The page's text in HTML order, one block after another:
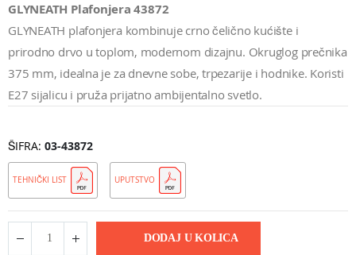
GLYNEATH Plafonjera 43872
GLYNEATH plafonjera kombinuje crno čelično kućište i
prirodno drvo u toplom, modernom dizajnu. Okruglog prečnika
375 mm, idealna je za dnevne sobe, trpezarije i hodnike. Koristi
E27 sijalicu i pruža prijatno ambijentalno svetlo.
ŠIFRA 03-43872
TEHNIČKI LIST UPUTSTVO
DODAJ U KOLICA